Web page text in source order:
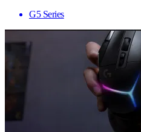
G5 Series